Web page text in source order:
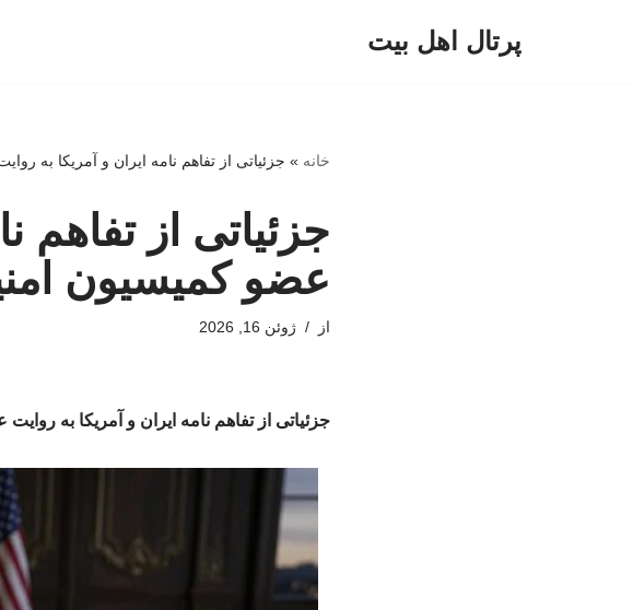
پرتال اهل بیت
خانه » جزئیاتی از تفاهم نامه ایران و آمریکا به
جزئیاتی از تفاهم
عضو کمیسیون
از ژوئن 16, 2026
جزئیاتی از تفاهم نامه ایران و آمریکا به